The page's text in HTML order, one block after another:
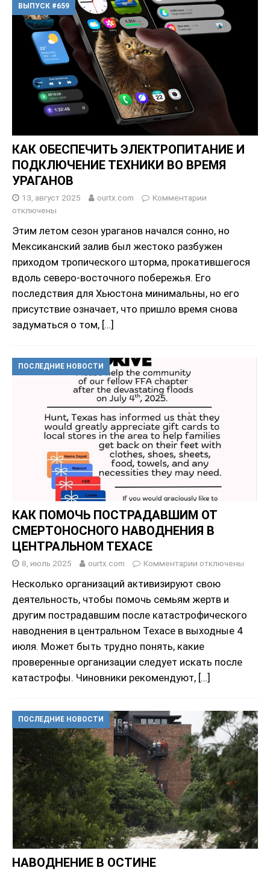
ВЫПУСК #659
КАК ОБЕСПЕЧИТЬ ЭЛЕКТРОПИТАНИЕ И
ПОДКЛЮЧЕНИЕ ТЕХНИКИ ВО ВРЕМЯ
УРАГАНОВ
13, август 2025 ourtx.com
Комментарии
отключены
Этим летом сезон ураганов начался сонно, но
Мексиканский залив был жестоко разбужен
приходом тропического шторма, прокатившегося
вдоль северо-восточного побережья. Его
последствия для Хьюстона минимальны, но его
присутствие означает, что пришло время снова
задуматься о том, […]
ПОСЛЕДНИЕ НОВОСТИ
КАК ПОМОЧЬ ПОСТРАДАВШИМ ОТ
СМЕРТОНОСНОГО НАВОДНЕНИЯ В
ЦЕНТРАЛЬНОМ ТЕХАСЕ
8, июль 2025 ourtx.com Комментарии отключены
Несколько организаций активизируют свою
деятельность, чтобы помочь семьям жертв и
другим пострадавшим после катастрофического
наводнения в центральном Техасе в выходные 4
июля. Может быть трудно понять, какие
проверенные организации следует искать после
катастрофы. Чиновники рекомендуют, […]
ПОСЛЕДНИЕ НОВОСТИ
НАВОДНЕНИЕ В ОСТИНЕ